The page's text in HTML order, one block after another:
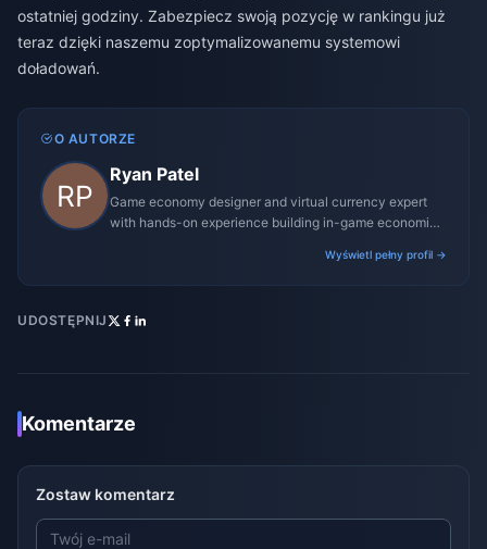
ostatniej godziny. Zabezpiecz swoją pozycję w rankingu już
teraz dzięki naszemu zoptymalizowanemu systemowi
doładowań.
O AUTORZE
Ryan Patel
Game economy designer and virtual currency expert
with hands-on experience building in-game economies
Wyświetl pełny profil →
UDOSTĘPNIJ
Komentarze
Zostaw komentarz